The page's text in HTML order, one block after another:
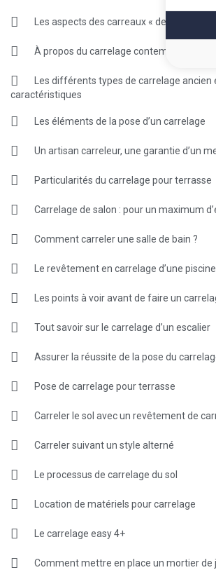
Les aspects des carreaux « design »
À propos du carrelage contemporain
Les différents types de carrelage ancien
caractéristiques
Les éléments de la pose d’un carrelage
Un artisan carreleur, une garantie d’un
Particularités du carrelage pour terrasse
Carrelage de salon : pour un maximum
Comment carreler une salle de bain ?
Le revêtement en carrelage d’une piscine
Les points à voir avant de faire un
Tout savoir sur le carrelage d’un escalier
Assurer la réussite de la pose du
Pose de carrelage pour terrasse
Carreler le sol avec un revêtement de
Carreler suivant un style alterné
Le processus de carrelage du sol
Location de matériels pour carrelage
Le carrelage easy 4+
Comment mettre en place un mortier de